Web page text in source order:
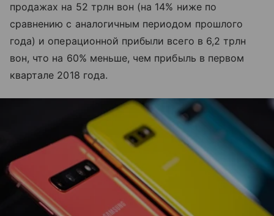
продажах на 52 трлн вон (на 14% ниже по
сравнению с аналогичным периодом прошлого
года) и операционной прибыли всего в 6,2 трлн
вон, что на 60% меньше, чем прибыль в первом
квартале 2018 года.